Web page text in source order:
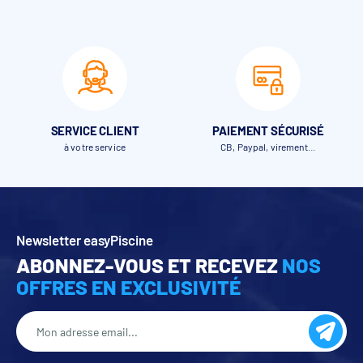
Les éléments du Volet hors-sol Wood Dream
SERVICE CLIENT
à votre service
PAIEMENT SÉCURISÉ
CB, Paypal, virement…
Newsletter easyPiscine
ABONNEZ-VOUS ET RECEVEZ NOS
OFFRES EN EXCLUSIVITÉ